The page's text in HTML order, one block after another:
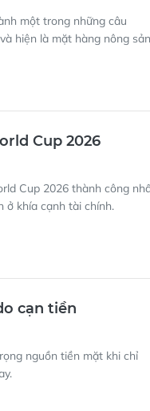
một trong những câu
hiện là mặt hàng nông sản
Cup 2026
Cup 2026 thành công
ở khía cạnh tài chính.
cạn tiền
nguồn tiền mặt khi chỉ